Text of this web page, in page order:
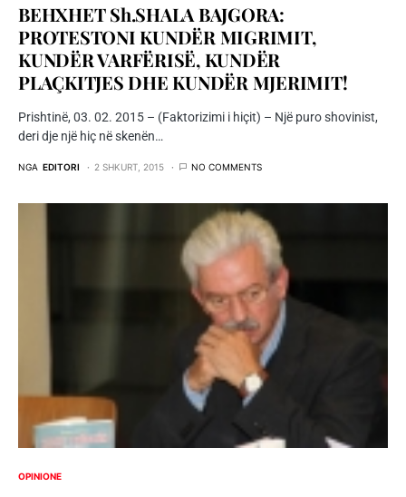
BEHXHET Sh.SHALA BAJGORA:
PROTESTONI KUNDËR MIGRIMIT,
KUNDËR VARFËRISË, KUNDËR
PLAÇKITJES DHE KUNDËR MJERIMIT!
Prishtinë, 03. 02. 2015 – (Faktorizimi i hiçit) – Një puro shovinist,
deri dje një hiç në skenën…
NGA EDITORI 2 SHKURT, 2015 NO COMMENTS
OPINIONE